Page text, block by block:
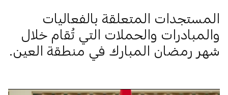
المستجدات المتعلقة بالفعاليات
والمبادرات والحملات التي تُقام خلال
شهر رمضان المبارك في منطقة العين.